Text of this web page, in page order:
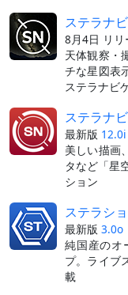
ステラナ
8月4日 リリ
天体観察・
チな星図表
ステラナビ
ステラナ
最新版 12.0i
美しい描画
タなど「星
ション
ステラシ
最新版 3.0o
純国産のオ
プ。ライブ
載